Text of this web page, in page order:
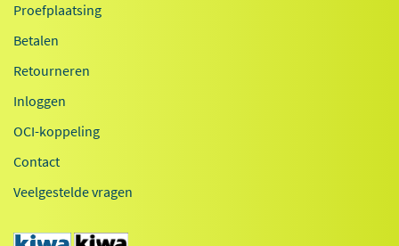
Proefplaatsing
Betalen
Retourneren
Inloggen
OCI-koppeling
Contact
Veelgestelde vragen